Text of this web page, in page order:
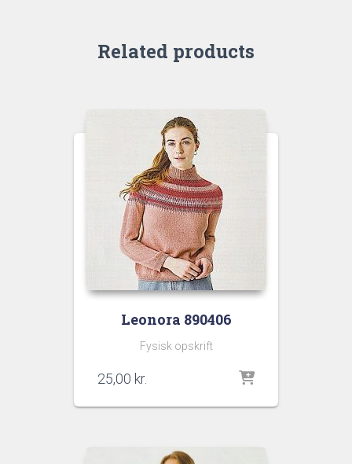
Related products
Leonora 890406
Fysisk opskrift
25,00 kr.